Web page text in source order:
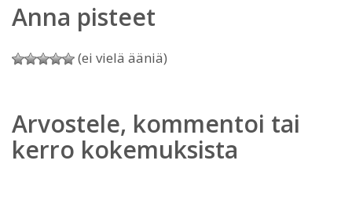
Anna pisteet
(ei vielä ääniä)
Arvostele, kommentoi tai
kerro kokemuksista